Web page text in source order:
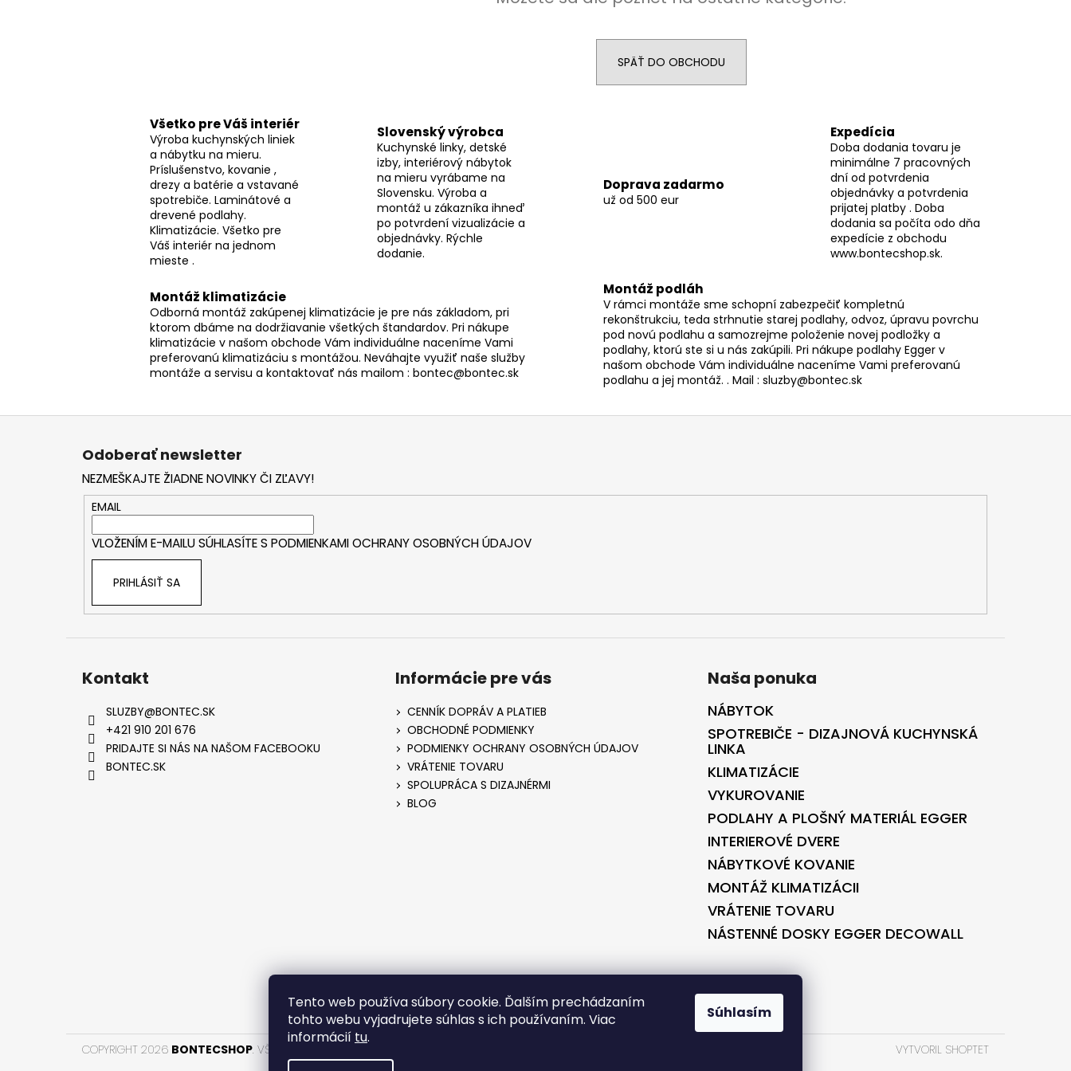
Tento web používa súbory cookie. Ďalším prechádzaním
tohto webu vyjadrujete súhlas s ich používaním. Viac
informácií tu.
Súhlasím
SPÄŤ DO OBCHODU
Všetko pre Váš interiér
Výroba kuchynských liniek
a nábytku na mieru.
Príslušenstvo, kovanie ,
drezy a batérie a vstavané
spotrebiče. Laminátové a
drevené podlahy.
Klimatizácie. Všetko pre
Váš interiér na jednom
mieste .
Slovenský výrobca
Kuchynské linky, detské
izby, interiérový nábytok
na mieru vyrábame na
Slovensku. Výroba a
montáž u zákazníka ihneď
po potvrdení vizualizácie a
objednávky. Rýchle
dodanie.
Doprava zadarmo
už od 500 eur
Expedícia
Doba dodania tovaru je
minimálne 7 pracovných
dní od potvrdenia
objednávky a potvrdenia
prijatej platby . Doba
dodania sa počíta odo dňa
expedície z obchodu
www.bontecshop.sk.
Montáž klimatizácie
Odborná montáž zakúpenej klimatizácie je pre nás základom, pri
ktorom dbáme na dodržiavanie všetkých štandardov. Pri nákupe
klimatizácie v našom obchode Vám individuálne naceníme Vami
preferovanú klimatizáciu s montážou. Neváhajte využiť naše služby
montáže a servisu a kontaktovať nás mailom : bontec@bontec.sk
Montáž podláh
V rámci montáže sme schopní zabezpečiť kompletnú
rekonštrukciu, teda strhnutie starej podlahy, odvoz, úpravu povrchu
pod novú podlahu a samozrejme položenie novej podložky a
podlahy, ktorú ste si u nás zakúpili. Pri nákupe podlahy Egger v
našom obchode Vám individuálne naceníme Vami preferovanú
podlahu a jej montáž. . Mail : sluzby@bontec.sk
Z
Odoberať newsletter
NEZMEŠKAJTE ŽIADNE NOVINKY ČI ZĽAVY!
EMAIL
VLOŽENÍM E-MAILU SÚHLASÍTE S PODMIENKAMI OCHRANY OSOBNÝCH ÚDAJOV
PRIHLÁSIŤ SA
Kontakt
SLUZBY@BONTEC.SK
+421 910 201 676
PRIDAJTE SI NÁS NA NAŠOM FACEBOOKU
BONTEC.SK
Informácie pre vás
CENNÍK DOPRÁV A PLATIEB
OBCHODNÉ PODMIENKY
PODMIENKY OCHRANY OSOBNÝCH ÚDAJOV
VRÁTENIE TOVARU
SPOLUPRÁCA S DIZAJNÉRMI
BLOG
Naša ponuka
NÁBYTOK
SPOTREBIČE - DIZAJNOVÁ KUCHYNSKÁ
LINKA
KLIMATIZÁCIE
VYKUROVANIE
PODLAHY A PLOŠNÝ MATERIÁL EGGER
INTERIEROVÉ DVERE
NÁBYTKOVÉ KOVANIE
MONTÁŽ KLIMATIZÁCII
VRÁTENIE TOVARU
NÁSTENNÉ DOSKY EGGER DECOWALL
VYTVORENÉ V SPOLUPRÁCI S KVALITNYESHOP.SK VYTVORENÉ V SPOLUPRÁCI S BONTEC.SK
VYTVORIL SHOPTET
COPYRIGHT 2026 BONTECSHOP. VŠETKY PRÁVA VYHRADENÉ.